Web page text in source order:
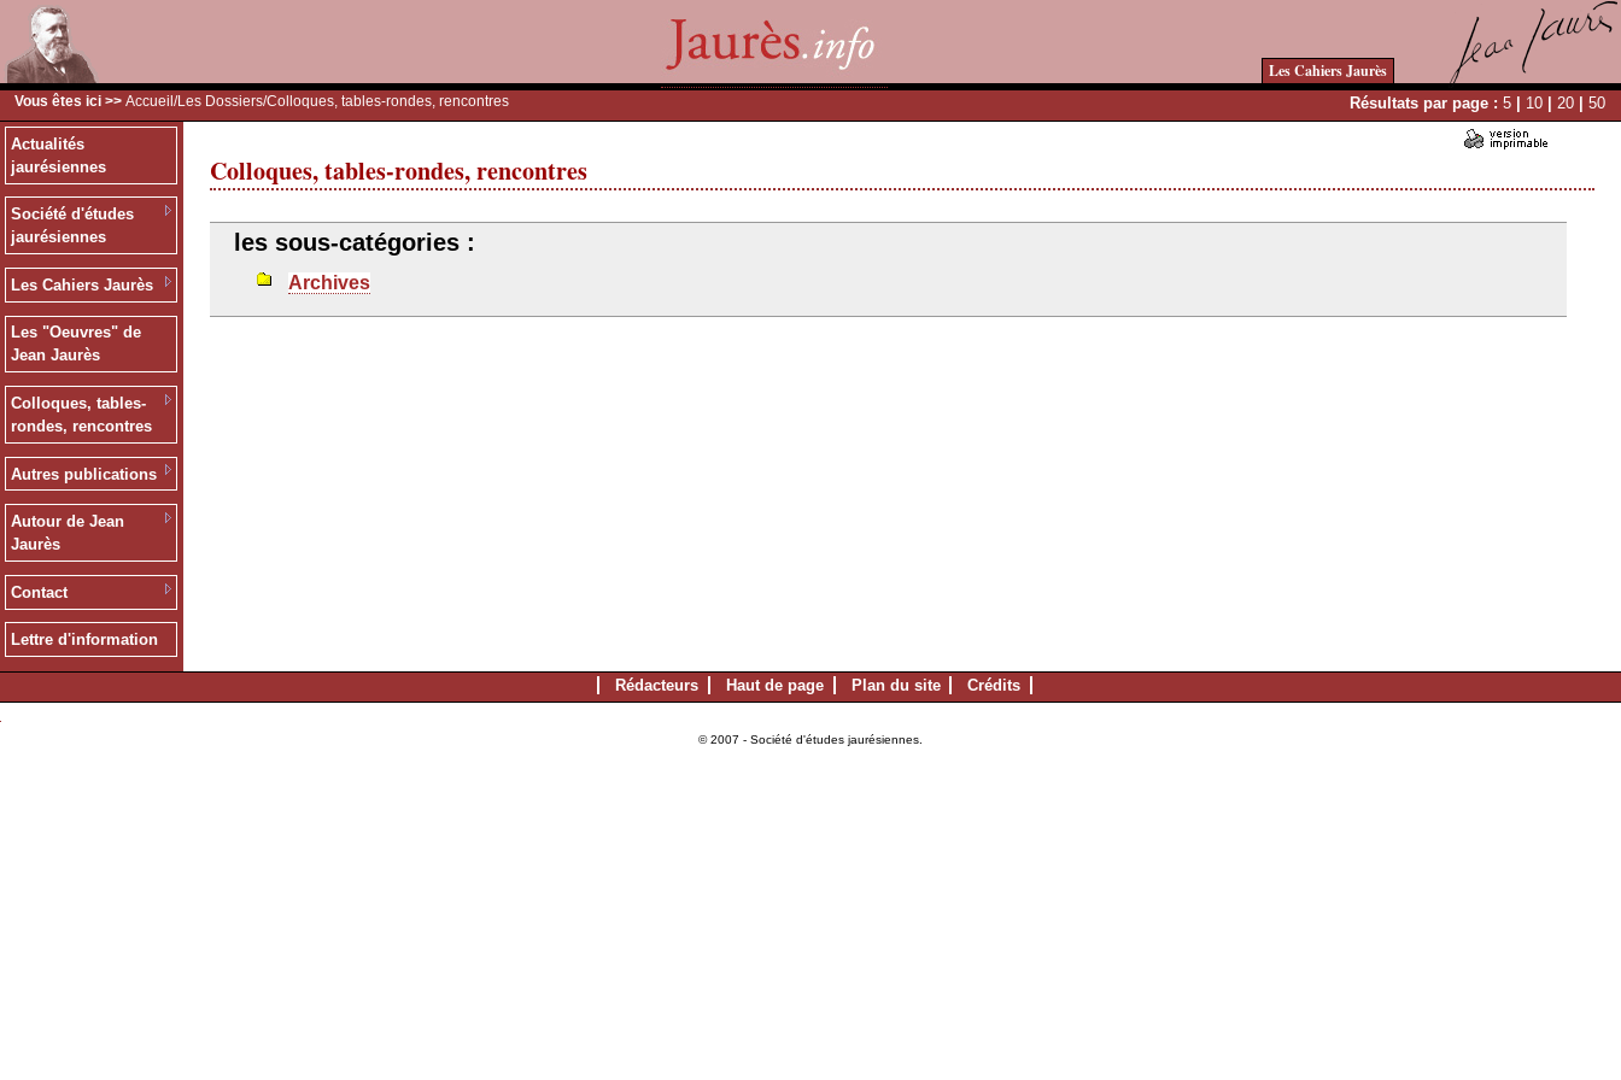
Les Cahiers Jaurès
Vous êtes ici >> Accueil /Les Dossiers/Colloques, tables-rondes, rencontres Résultats par page : 5 | 10 | 20 | 50
Actualités
jaurésiennes
Société d'études
jaurésiennes
Les Cahiers Jaurès
Les "Oeuvres" de
Jean Jaurès
Colloques, tables-
rondes, rencontres
Autres publications
Autour de Jean
Jaurès
Contact
Lettre d'information
Colloques, tables-rondes, rencontres
les sous-catégories :
Archives
Rédacteurs Haut de page Plan du site Crédits
© 2007 - Société d'études jaurésiennes.